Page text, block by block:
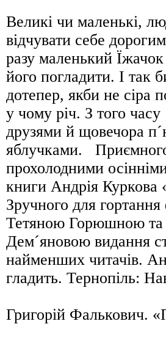
Великі чи маленькі,
відчувати себе
разу маленький Їжачок
його погладити. І так
дотепер, якби не сіра
у чому річ. З того
друзями й щовечора
яблучками.
прохолодними
книги Андрія Куркова
Зручного для
Тетяною Горюшною та
Дем´яновою видання
найменших читачів.
гладить. Тернопіль:
Григорій Фалькович.